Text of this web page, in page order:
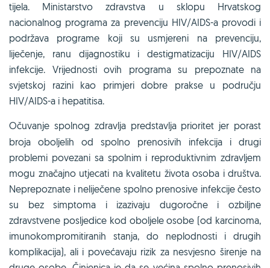
tijela. Ministarstvo zdravstva u sklopu Hrvatskog
nacionalnog programa za prevenciju HIV/AIDS-a provodi i
podržava programe koji su usmjereni na prevenciju,
liječenje, ranu dijagnostiku i destigmatizaciju HIV/AIDS
infekcije. Vrijednosti ovih programa su prepoznate na
svjetskoj razini kao primjeri dobre prakse u području
HIV/AIDS-a i hepatitisa.
Očuvanje spolnog zdravlja predstavlja prioritet jer porast
broja oboljelih od spolno prenosivih infekcija i drugi
problemi povezani sa spolnim i reproduktivnim zdravljem
mogu značajno utjecati na kvalitetu života osoba i društva.
Neprepoznate i neliječene spolno prenosive infekcije često
su bez simptoma i izazivaju dugoročne i ozbiljne
zdravstvene posljedice kod oboljele osobe (od karcinoma,
imunokompromitiranih stanja, do neplodnosti i drugih
komplikacija), ali i povećavaju rizik za nesvjesno širenje na